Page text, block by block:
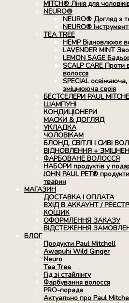
MITCH® Лінія для
NEURO®
NEURO® Догляд з
NEURO®
TEA TREE
HEMP Відновлюює
LAVENDER MINT
LEMON SAGE
SCALP CARE Проти
волосся
SPECIAL
зміцнююча серія
БЕСТСЕЛЕРИ PAUL
ШАМПУНІ
КОНДИЦІОНЕРИ
МАСКИ & ДОГЛЯД
УКЛАДКА
ЧОЛОВІКАМ
БЛОНД, СВІТЛІ І СИВІ
ВІДНОВЛЕННЯ +
ФАРБОВАНЕ ВОЛОССЯ
НАБОРИ продуктів у
JOHN PAUL PET®
тварин
МАГАЗИН
ДОСТАВКА І ОПЛАТА
ВХІД В АККАУНТ /
КОШИК
ОФОРМЛЕННЯ ЗАКАЗУ
ВІДСТЕЖЕННЯ
БЛОГ
Продукти Paul Mitchell
Awapuhi Wild Ginger
Neuro
Tea Tree
Гід зі стайлінгу
Фарбування волосся
PRO-порада
Актуально про Paul